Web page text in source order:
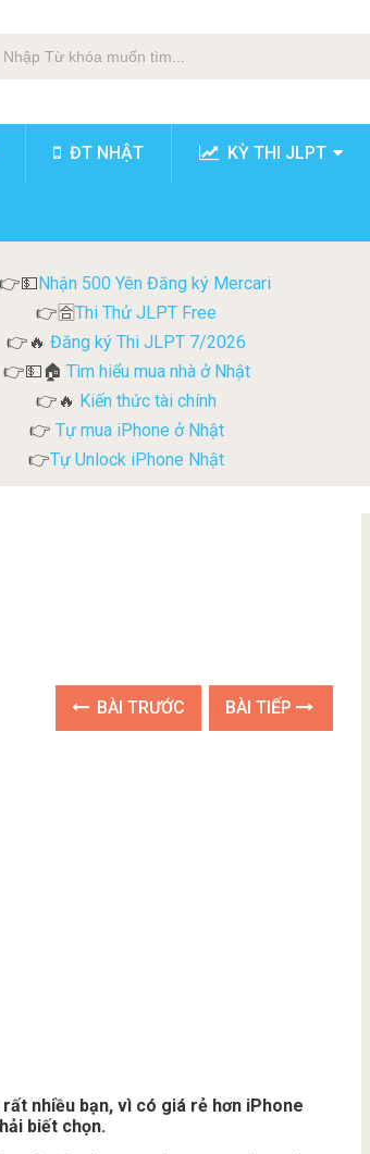
ĐT NHẬT KỲ THI JLPT
Nhận 500 Yên Đăng ký Mercari
👉🈴Thi Thử JLPT Free
👉🔥 Đăng ký Thi JLPT 7/2026
👉💵🏠 Tìm hiểu mua nhà ở Nhật
👉🔥 Kiến thức tài chính
👉 Tự mua iPhone ở Nhật
👉Tự Unlock iPhone Nhật
BÀI TRƯỚC BÀI TIẾP
nhiều bạn, vì có giá rẻ hơn iPhone
biết chọn.